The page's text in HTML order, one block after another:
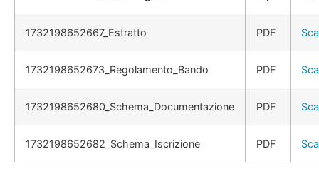
1732198652667_Estratto PDF
1732198652673_Regolamento_Bando PDF
1732198652680_Schema_Documentazione PDF
1732198652682_Schema_Iscrizione PDF